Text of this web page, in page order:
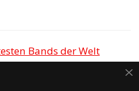
Bands der Welt